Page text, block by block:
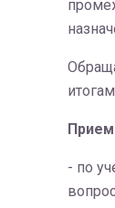
Прием
- по